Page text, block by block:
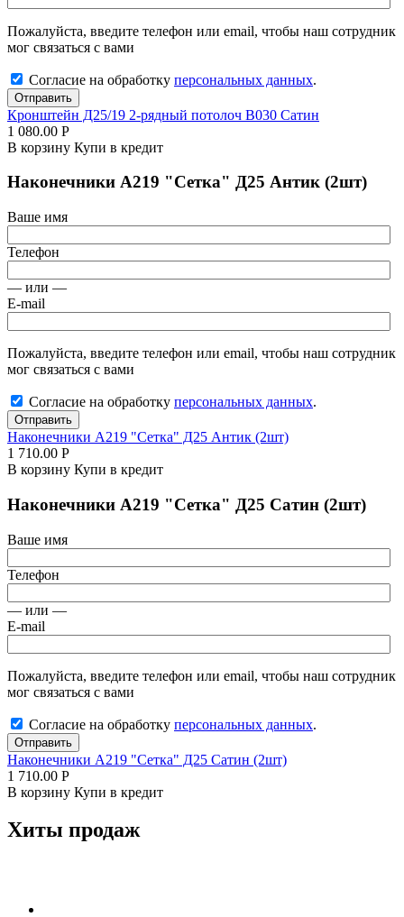
Пожалуйста, введите телефон или email, чтобы наш сотрудник
мог связаться с вами
Согласие на обработку персональных данных.
Отправить
Кронштейн Д25/19 2-рядный потолоч В030 Сатин
1 080.00 Р
В корзину Купи в кредит
Наконечники А219 "Сетка" Д25 Антик (2шт)
Ваше имя
Телефон
— или —
E-mail
Пожалуйста, введите телефон или email, чтобы наш сотрудник
мог связаться с вами
Согласие на обработку персональных данных.
Отправить
Наконечники А219 "Сетка" Д25 Антик (2шт)
1 710.00 Р
В корзину Купи в кредит
Наконечники А219 "Сетка" Д25 Сатин (2шт)
Ваше имя
Телефон
— или —
E-mail
Пожалуйста, введите телефон или email, чтобы наш сотрудник
мог связаться с вами
Согласие на обработку персональных данных.
Отправить
Наконечники А219 "Сетка" Д25 Сатин (2шт)
1 710.00 Р
В корзину Купи в кредит
Хиты продаж